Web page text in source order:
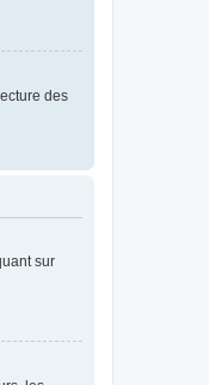
des
sur